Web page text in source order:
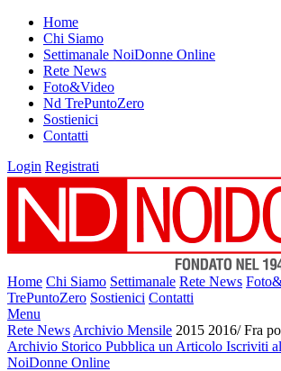
Home
Chi Siamo
Settimanale NoiDonne Online
Rete News
Foto&Video
Nd TrePuntoZero
Sostienici
Contatti
Login Registrati
Home Chi Siamo Settimanale Rete News
TrePuntoZero Sostienici Contatti
Menu
Rete News Archivio Mensile 2015 2016/ Fra
Archivio Storico Pubblica un Articolo Iscriviti
NoiDonne Online